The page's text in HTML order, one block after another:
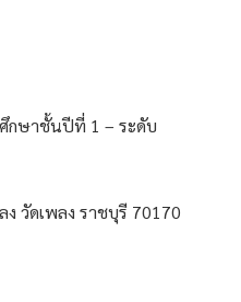
กษาชั้นปีที่ 1 – ระดับ
วัดเพลง ราชบุรี 70170